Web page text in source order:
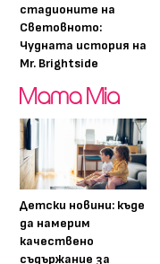
стадионите на
Световното:
Чудната история на
Mr. Brightside
Детски новини: къде
да намерим
качествено
съдържание за